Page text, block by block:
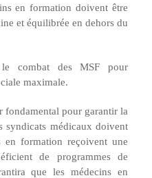
en formation doivent être
et équilibrée en dehors du
le combat des MSF pour
maximale.
pour garantir la
syndicats médicaux doivent
formation reçoivent une
de programmes de
que les médecins en